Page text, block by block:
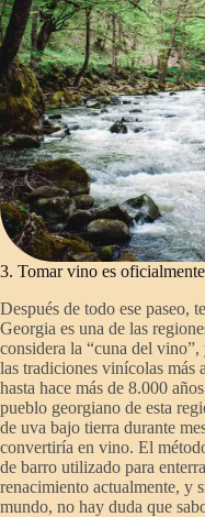
3. Tomar vino es
Después de todo ese paseo,
Georgia es una de las
considera la “cuna del
las tradiciones vinícolas más
hasta hace más de 8.000
pueblo georgiano de esta
de uva bajo tierra durante
convertiría en vino. El
de barro utilizado para
renacimiento actualmente, y
mundo, no hay duda que